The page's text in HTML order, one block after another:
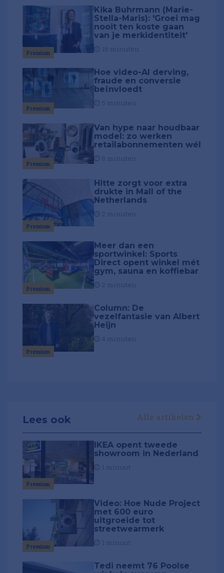
Premium
Kika Buhrmann (Marie-
Stella-Maris): 'Groei mag
nooit ten koste gaan
van je merkidentiteit'
Premium
Hoe video-AI derving,
fraude en conversie
beïnvloedt
Premium
Van hype naar houdbaar
model: zo werken
retailabonnementen wél
Premium
Hitte zorgt voor extra
drukte in Mall of the
Netherlands
Premium
Meer dan een
sportwinkel: Sports
Direct opent winkel mét
gym, sauna en koffiebar
Premium
Column: De
vezelfantasie van Albert
Heijn
Lees ook Alle artikelen
Premium
IKEA opent tweede
showroom in Nederland
Premium
Video: Hoe Nude Project
met 600 euro
uitgroeide tot
streetwearmerk
Tedi neemt 76 Poolse